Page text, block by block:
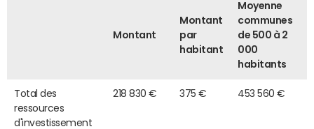
Montant
Montant
par
habitant
Moyenne
communes
de 500 à 2
000
habitants
Total des
ressources
d'investissement
218 830 € 375 € 453 560 €